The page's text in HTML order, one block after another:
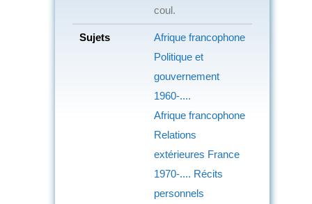
coul.
Sujets
Afrique francophone
Politique et
gouvernement
1960-....
Afrique francophone
Relations
extérieures France
1970-.... Récits
personnels